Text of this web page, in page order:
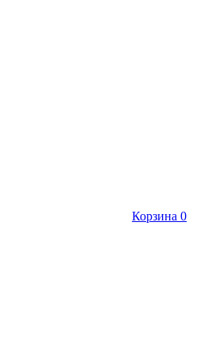
Корзина 0